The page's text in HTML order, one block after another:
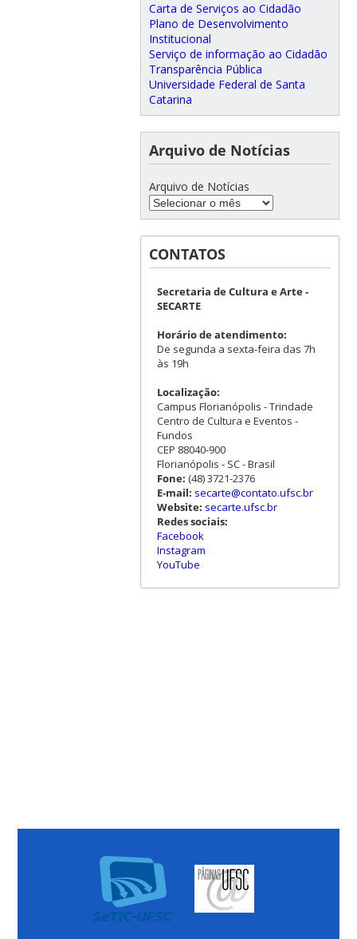
Carta de Serviços ao Cidadão
Plano de Desenvolvimento
Institucional
Serviço de informação ao Cidadão
Transparência Pública
Universidade Federal de Santa
Catarina
Arquivo de Notícias
Arquivo de Notícias
CONTATOS
Secretaria de Cultura e Arte -
SECARTE
Horário de atendimento:
De segunda a sexta-feira das 7h
às 19h
Localização:
Campus Florianópolis - Trindade
Centro de Cultura e Eventos -
Fundos
CEP 88040-900
Florianópolis - SC - Brasil
Fone: (48) 3721-2376
E-mail: secarte@contato.ufsc.br
Website: secarte.ufsc.br
Redes sociais:
Facebook
Instagram
YouTube